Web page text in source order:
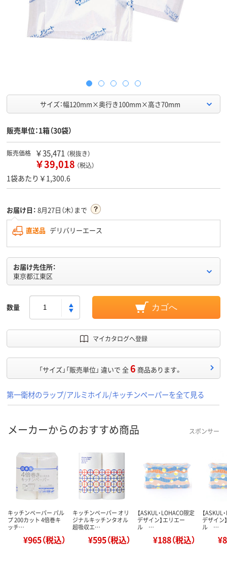
サイズ：幅120mm×奥行き100mm×高さ70mm
販売単位：1箱（30袋）
販売価格 ￥35,471 （税抜き）
￥39,018 （税込）
1袋あたり￥1,300.6
お届け日： 8月27日（木）まで
直送品 デリバリーエース
お届け先住所：
東京都江東区
数量 カゴへ
マイカタログへ登録
「サイズ」「販売単位」 違いで 全6 商品あります。
第一衛材のラップ/アルミホイル/キッチンペーパーを全て見る
メーカーからのおすすめ商品 スポンサー
キッチンペーパー パル
プ 200カット 4倍巻キ
ッチ…
¥965（税込）
キッチンペーパー オリ
ジナルキッチンタオル
超吸収エ…
¥595（税込）
【ASKUL・LOHACO限定
デザイン】エリエー
ル …
¥188（税込）
【ASKUL
デザイン
ル …